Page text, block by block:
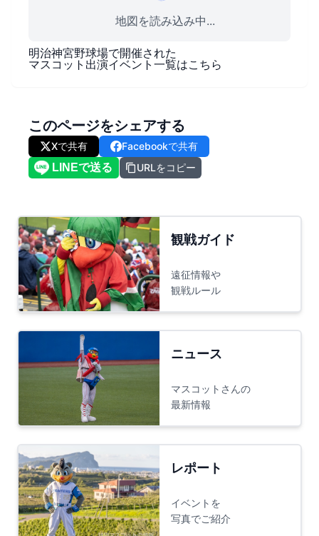
地図を読み込み中...
明治神宮野球場で開催された
マスコット出演イベント一覧はこちら
このページをシェアする
Xで共有
Facebookで共有
URLをコピー
観戦ガイド
遠征情報や
観戦ルール
ニュース
マスコットさんの
最新情報
レポート
イベントを
写真でご紹介